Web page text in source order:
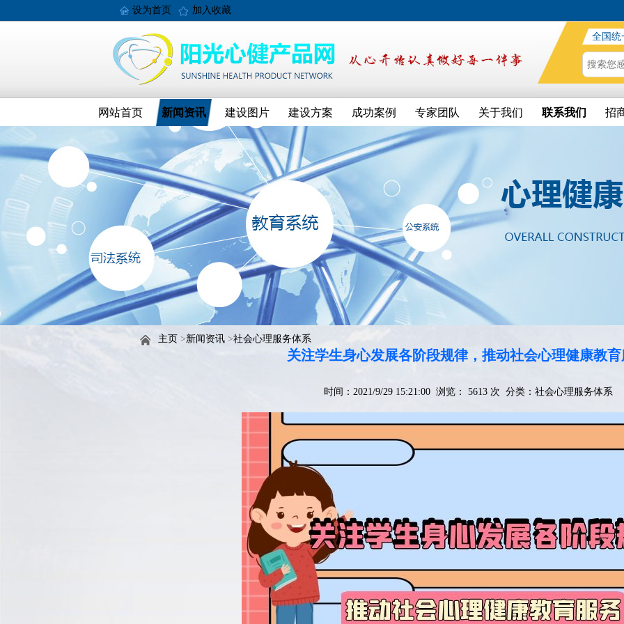
设为首页 加入收藏
全国统
网站首页 新闻资讯 建设图片 建设方案 成功案例 专家团队 关于我们 联系我们 招
主页 >新闻资讯 >社会心理服务体系
关注学生身心发展各阶段规律，推动社会心理健康教
时间：2021/9/29 15:21:00 浏览： 5613 次 分类： 社会心理服务体系